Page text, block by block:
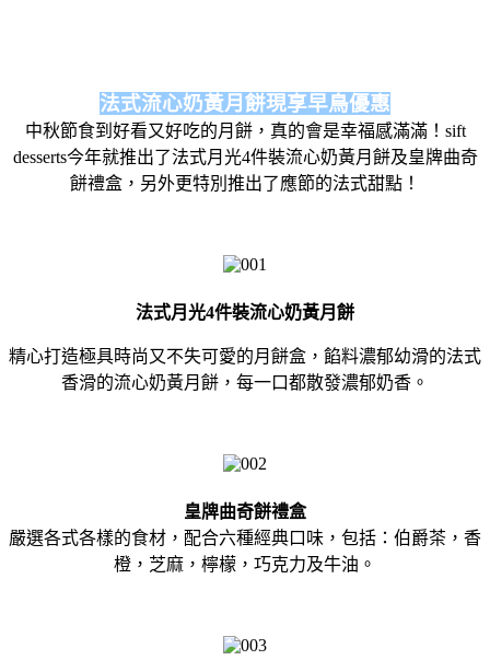
法式流心奶黃月餅現享早鳥優惠
中秋節食到好看又好吃的月餅，真的會是幸福感滿滿！sift
desserts今年就推出了法式月光4件裝流心奶黃月餅及皇牌曲奇
餅禮盒，另外更特別推出了應節的法式甜點！
法式月光4件裝流心奶黃月餅
精心打造極具時尚又不失可愛的月餅盒，餡料濃郁幼滑的法式
香滑的流心奶黃月餅，每一口都散發濃郁奶香。
皇牌曲奇餅禮盒
嚴選各式各樣的食材，配合六種經典口味，包括：伯爵茶，香
橙，芝麻，檸檬，巧克力及牛油。